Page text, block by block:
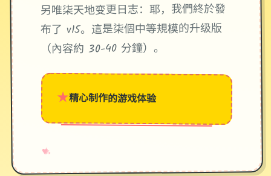
另唯柒天地变更日志：耶，我們終於發
布了 v15。這是柒個中等規模的升级版
（內容約 30-40 分鐘）。
★精心制作的游戏体验
♥
✧
→